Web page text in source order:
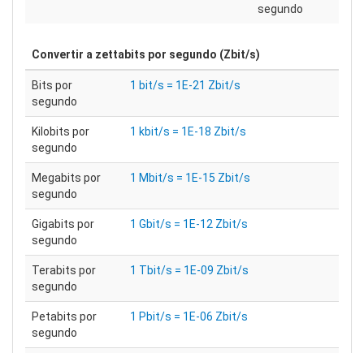
segundo
Convertir a zettabits por segundo (Zbit/s)
Bits por
segundo
1 bit/s = 1E-21 Zbit/s
Kilobits por
segundo
1 kbit/s = 1E-18 Zbit/s
Megabits por
segundo
1 Mbit/s = 1E-15 Zbit/s
Gigabits por
segundo
1 Gbit/s = 1E-12 Zbit/s
Terabits por
segundo
1 Tbit/s = 1E-09 Zbit/s
Petabits por
segundo
1 Pbit/s = 1E-06 Zbit/s